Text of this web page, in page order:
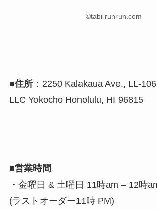
©tabi-runrun.com
■住所：2250 Kalakaua Ave., LL-
LLC Yokocho Honolulu, HI 96815
■営業時間
・金曜日 & 土曜日 11時am – 12時
(ラストオーダー11時 PM)